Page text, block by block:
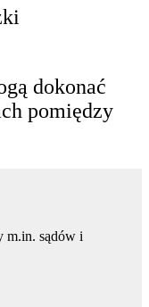
dokonać
pomiędzy
m.in. sądów i